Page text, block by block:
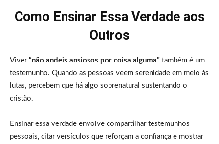
Como Ensinar Essa Verdade aos
Outros
Viver “não andeis ansiosos por coisa alguma” também é um
testemunho. Quando as pessoas veem serenidade em meio às
lutas, percebem que há algo sobrenatural sustentando o
cristão.
Ensinar essa verdade envolve compartilhar testemunhos
pessoais, citar versículos que reforçam a confiança e mostrar